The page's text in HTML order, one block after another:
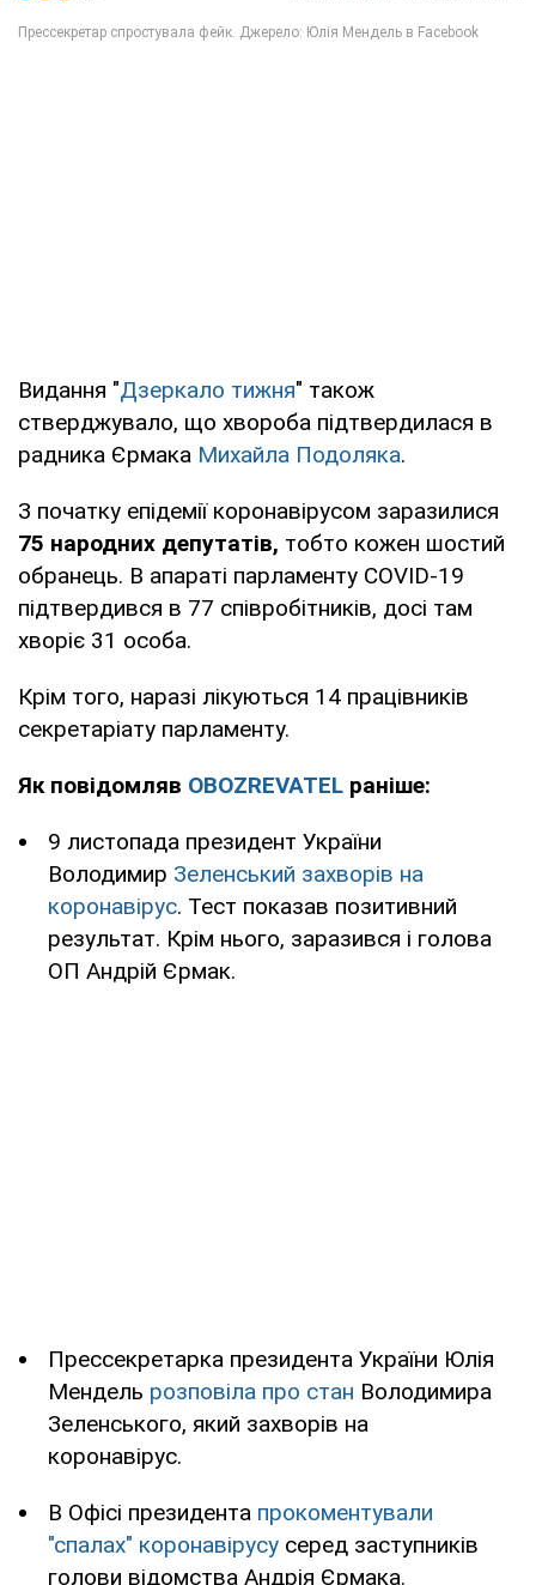
Видання "Дзеркало тижня" також
стверджувало, що хвороба підтвердилася в
радника Єрмака Михайла Подоляка.
З початку епідемії коронавірусом заразилися
75 народних депутатів, тобто кожен шостий
обранець. В апараті парламенту COVID-19
підтвердився в 77 співробітників, досі там
хворіє 31 особа.
Крім того, наразі лікуються 14 працівників
секретаріату парламенту.
Як повідомляв OBOZREVATEL раніше:
9 листопада президент України
Володимир Зеленський захворів на
коронавірус. Тест показав позитивний
результат. Крім нього, заразився і голова
ОП Андрій Єрмак.
Прессекретарка президента України Юлія
Мендель розповіла про стан Володимира
Зеленського, який захворів на
коронавірус.
В Офісі президента прокоментували
"спалах" коронавірусу серед заступників
голови відомства Андрія Єрмака.